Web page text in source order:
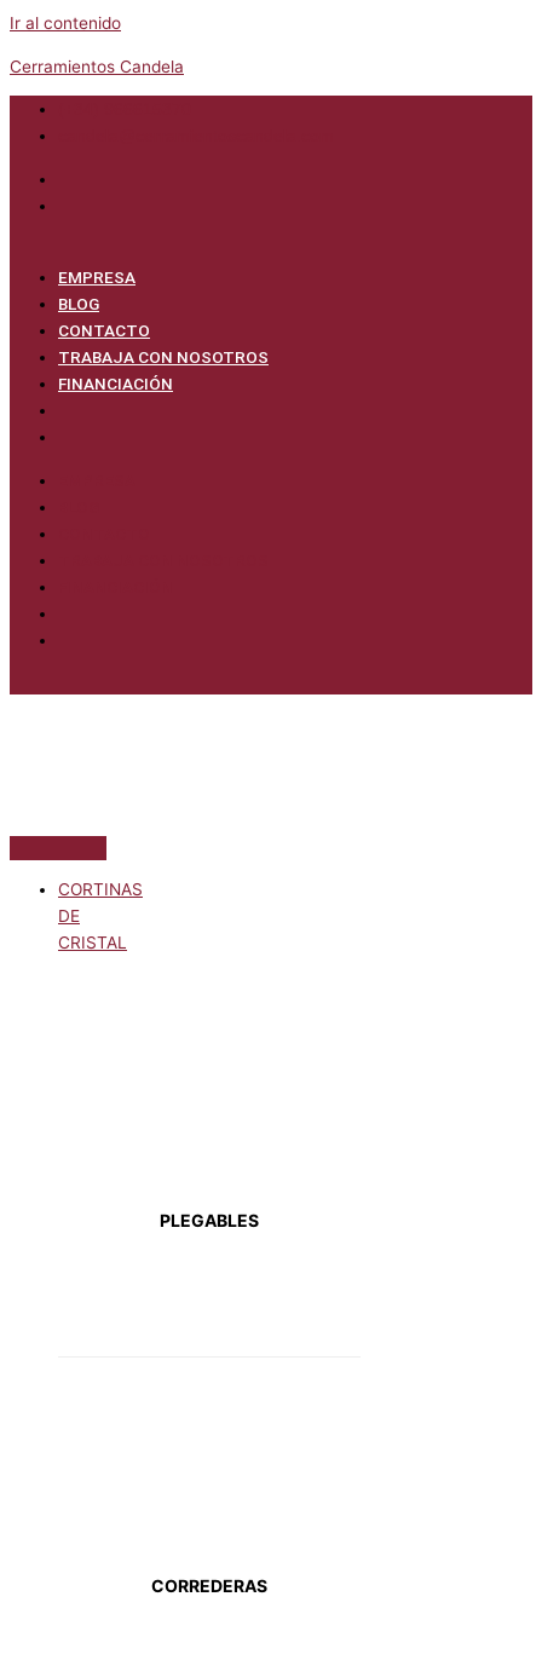
Ir al contenido
Cerramientos Candela
EMPRESA
BLOG
CONTACTO
TRABAJA CON NOSOTROS
FINANCIACIÓN
CORTINAS
DE
CRISTAL
PLEGABLES
CORREDERAS